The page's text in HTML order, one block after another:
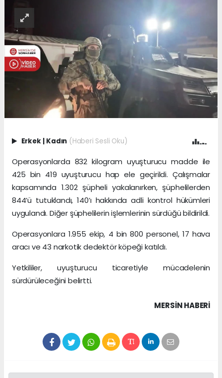
Erkek | Kadın (Haberi Sesli Oku)
Operasyonlarda 832 kilogram uyuşturucu madde ile
425 bin 419 uyuşturucu hap ele geçirildi. Çalışmalar
kapsamında 1.302 şüpheli yakalanırken, şüphelilerden
844’ü tutuklandı, 140’ı hakkında adli kontrol hükümleri
uygulandı. Diğer şüphelilerin işlemlerinin sürdüğü bildirildi.
Operasyonlara 1.955 ekip, 4 bin 800 personel, 17 hava
aracı ve 43 narkotik dedektör köpeği katıldı.
Yetkililer, uyuşturucu ticaretiyle mücadelenin
sürdürüleceğini belirtti.
MERSIN HABERİ